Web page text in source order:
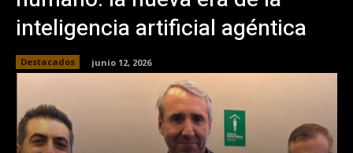
inteligencia artificial agéntica
Destacados junio 12, 2026